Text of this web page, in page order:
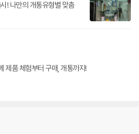
! 나만의 개통유형별 맞춤
제품 체험부터 구매, 개통까지!